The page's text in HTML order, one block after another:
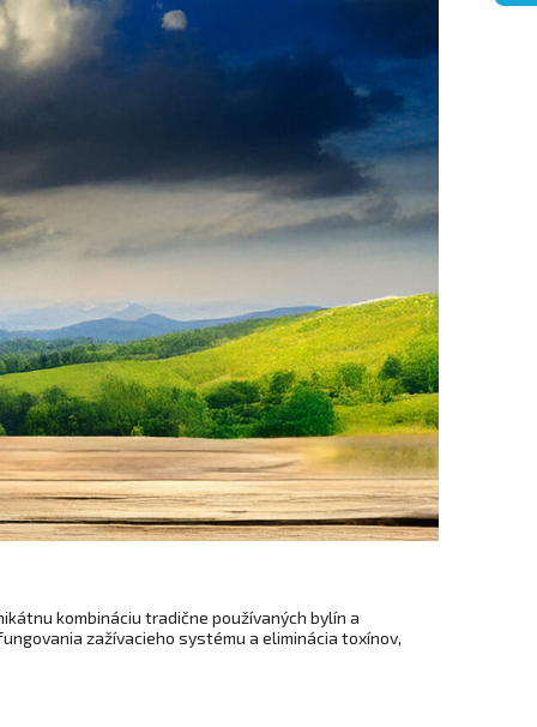
kombináciu tradične používaných bylín a
zažívacieho systému a eliminácia toxínov,